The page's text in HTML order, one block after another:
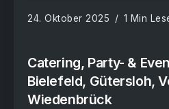
24. Oktober 2025 1 Min
Catering, Party- &
Bielefeld, Gütersloh,
Wiedenbrück